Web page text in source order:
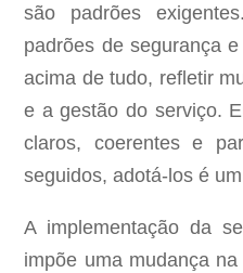
são padrões
padrões de segurança
acima de tudo, refletir
e a gestão do serviço.
claros, coerentes e
seguidos, adotá-los é
A implementação da
impõe uma mudança